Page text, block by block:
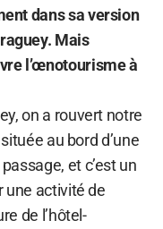
dans sa version
Mais
l’œnotourisme à
on a rouvert notre
au bord d’une
et c’est un
une activité de
de l’hôtel-